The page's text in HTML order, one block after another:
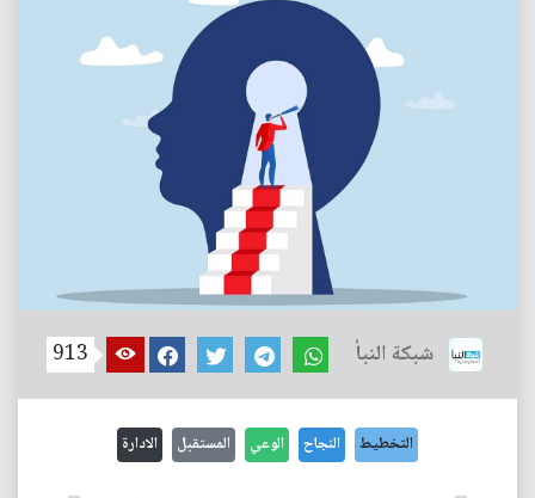
شبكة النبأ 913
التخطيط النجاح الوعي المستقبل الادارة